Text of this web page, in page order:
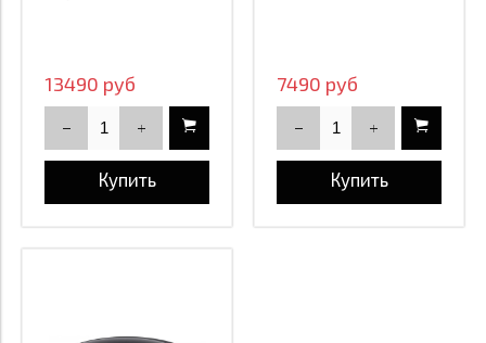
13490 руб
Купить
7490 руб
Купить